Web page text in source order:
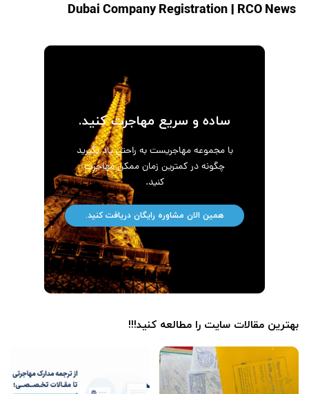
| RCO News
ساده و سریع مهاجرت کنید.
با مجموعه مهاجریست به راحتی یاد بگیرید
چگونه در کمترین زمان ممکن مهاجرت
کنید.
همین الان مشاوره رایگان دریافت کنید.
بهترین مقالات سایت را مطالعه کنید!!!